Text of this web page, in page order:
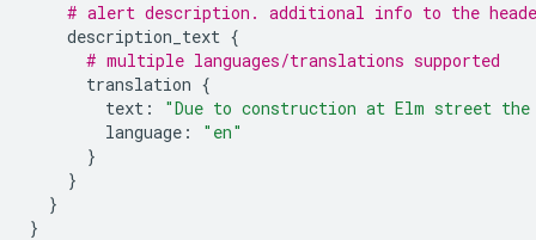
# alert description. additional info to the
description_text {
# multiple languages/translations supported
translation {
text :
"Due to construction at Elm street
language :
"en"
}
}
}
}